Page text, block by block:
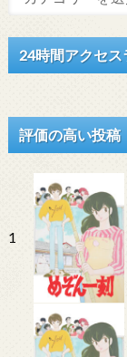
24時間アクセ
評価の高い投稿
1